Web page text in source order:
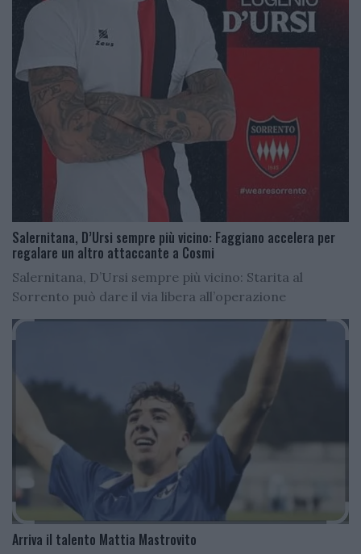
Salernitana, D’Ursi sempre più vicino: Faggiano accelera per
regalare un altro attaccante a Cosmi
Salernitana, D’Ursi sempre più vicino: Starita al
Sorrento può dare il via libera all’operazione
Arriva il talento Mattia Mastrovito